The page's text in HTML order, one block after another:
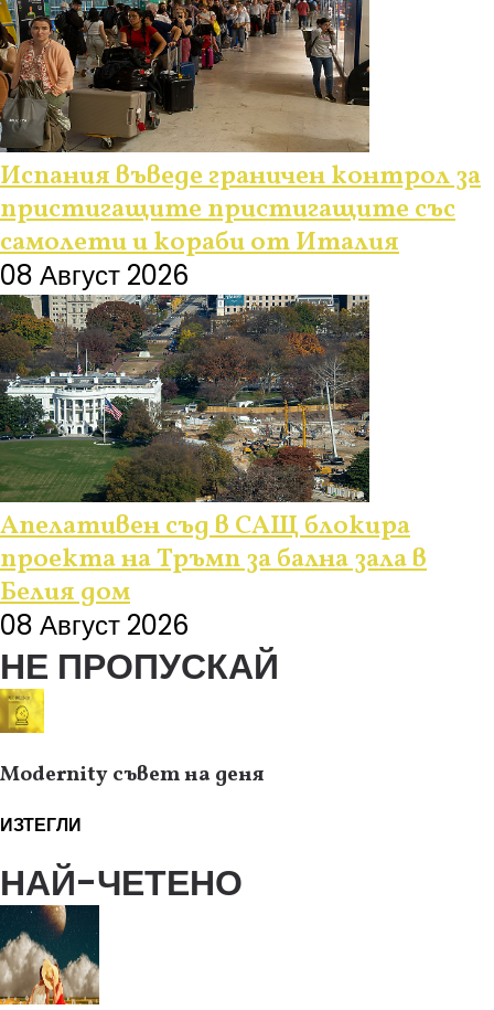
Испания въведе граничен контрол за
пристигащите пристигащите със
самолети и кораби от Италия
08 Август 2026
Апелативен съд в САЩ блокира
проекта на Тръмп за бална зала в
Белия дом
08 Август 2026
НЕ ПРОПУСКАЙ
Modernity съвет на деня
ИЗТЕГЛИ
НАЙ-ЧЕТЕНО